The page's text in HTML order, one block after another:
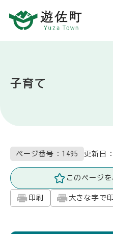
子育て
ページ番号：1495 更新日：
このページ
印刷 大きな字で